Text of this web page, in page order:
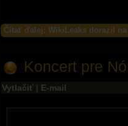
Čítať ďalej: WikiLeaks dorazil
Koncert pre
Vytlačiť | E-mail